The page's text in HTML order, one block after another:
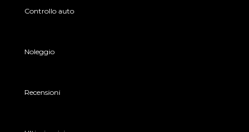
Controllo auto
Noleggio
Recensioni